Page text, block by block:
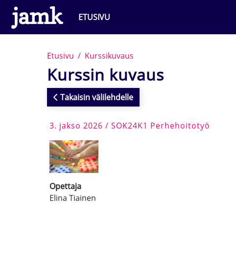
Siirry pääsisältöön
ETUSIVU
Etusivu Kurssikuvaus
Kurssin kuvaus
Takaisin välilehdelle
3. jakso 2026 / SOK24K1 Perhehoitotyö
Opettaja
Elina Tiainen